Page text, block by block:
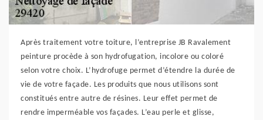
Après traitement votre toiture, l’entreprise JB Ravalement
peinture procède à son hydrofugation, incolore ou coloré
selon votre choix. L’hydrofuge permet d’étendre la durée de
vie de votre façade. Les produits que nous utilisons sont
constitués entre autre de résines. Leur effet permet de
rendre imperméable vos façades. L’eau perle et glisse,